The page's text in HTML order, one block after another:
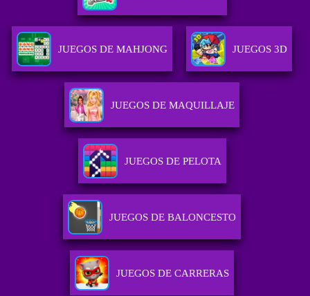
JUEGOS DE MAHJONG JUEGOS 3D
JUEGOS DE MAQUILLAJE
JUEGOS DE PELOTA
JUEGOS DE BALONCESTO
JUEGOS DE CARRERAS